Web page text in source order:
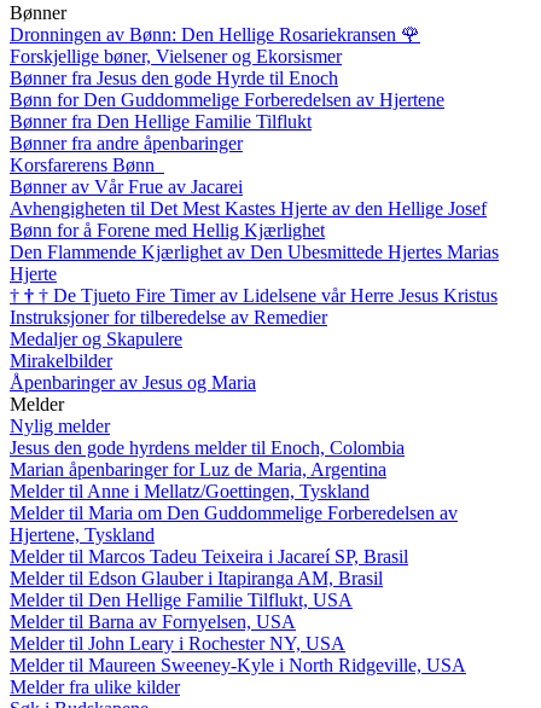
Bønner
Dronningen av Bønn: Den Hellige Rosariekransen 🌹
Forskjellige bøner, Vielsener og Ekorsismer
Bønner fra Jesus den gode Hyrde til Enoch
Bønn for Den Guddommelige Forberedelsen av Hjertene
Bønner fra Den Hellige Familie Tilflukt
Bønner fra andre åpenbaringer
Korsfarerens Bønn
Bønner av Vår Frue av Jacarei
Avhengigheten til Det Mest Kastes Hjerte av den Hellige Josef
Bønn for å Forene med Hellig Kjærlighet
Den Flammende Kjærlighet av Den Ubesmittede Hjertes Marias
Hjerte
† † † De Tjueto Fire Timer av Lidelsene vår Herre Jesus Kristus
Instruksjoner for tilberedelse av Remedier
Medaljer og Skapulere
Mirakelbilder
Åpenbaringer av Jesus og Maria
Melder
Nylig melder
Jesus den gode hyrdens melder til Enoch, Colombia
Marian åpenbaringer for Luz de Maria, Argentina
Melder til Anne i Mellatz/Goettingen, Tyskland
Melder til Maria om Den Guddommelige Forberedelsen av
Hjertene, Tyskland
Melder til Marcos Tadeu Teixeira i Jacareí SP, Brasil
Melder til Edson Glauber i Itapiranga AM, Brasil
Melder til Den Hellige Familie Tilflukt, USA
Melder til Barna av Fornyelsen, USA
Melder til John Leary i Rochester NY, USA
Melder til Maureen Sweeney-Kyle i North Ridgeville, USA
Melder fra ulike kilder